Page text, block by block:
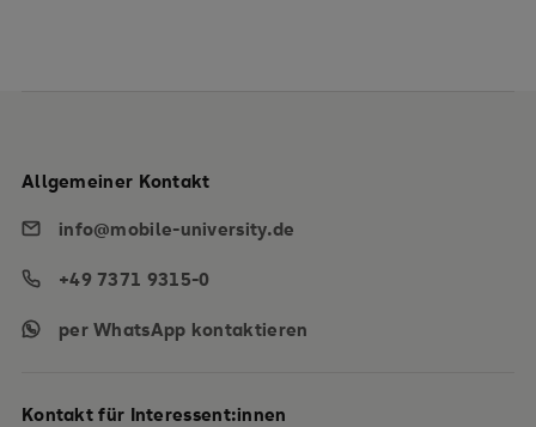
Allgemeiner Kontakt
info@mobile-university.de
+49 7371 9315-0
per WhatsApp kontaktieren
Kontakt für Interessent:innen